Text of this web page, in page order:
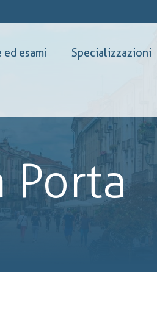
ed esami Specializzazioni
Porta